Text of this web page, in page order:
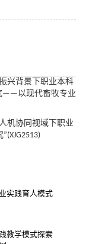
兴背景下职业本科
——以现代畜牧专业
机协同视域下职业